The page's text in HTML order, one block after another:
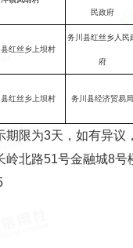
民政府
红丝乡上坝村
务川县红丝乡人民
府
红丝乡上坝村 务川县经济贸易局
限为3天，如有异议
北路51号金融城8号